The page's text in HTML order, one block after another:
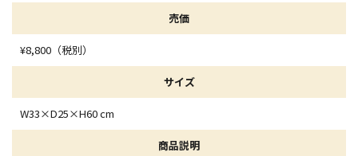
売価
¥8,800（税別）
サイズ
W33×D25×H60 cm
商品説明